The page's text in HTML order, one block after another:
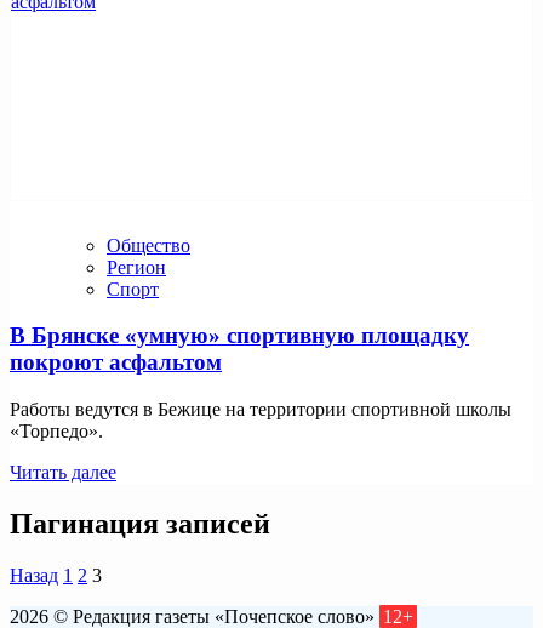
Общество
Регион
Спорт
В Брянске «умную» спортивную площадку
покроют асфальтом
Работы ведутся в Бежице на территории спортивной школы
«Торпедо».
Читать далее
Пагинация записей
Назад 1 2 3
2026 © Редакция газеты «Почепское слово» 12+